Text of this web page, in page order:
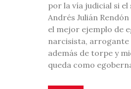
por la vía judicial si el
Andrés Julián
el mejor ejemplo de
narcisista, arrogante
además de torpe y
queda como